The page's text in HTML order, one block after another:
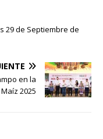
29 de Septiembre de
en la
2025